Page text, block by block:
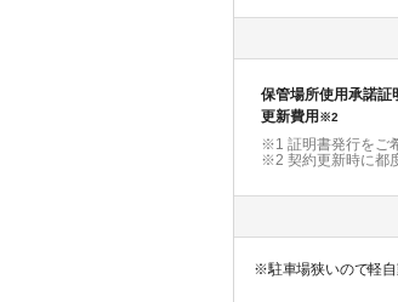
保管場所使用承諾証
更新費用※2
※1 証明書発行をご
※2 契約更新時に都
※駐車場狭いので軽自